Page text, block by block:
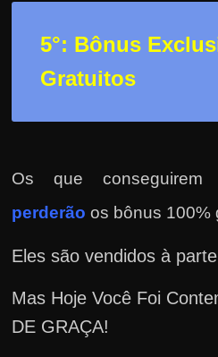
5°: Bônus
Gratuitos
Os que conseguirem
perderão os bônus 100%
Eles são vendidos à
Mas Hoje Você Foi
DE GRAÇA!